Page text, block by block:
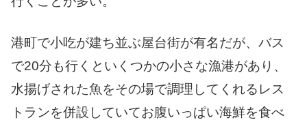
港町で小吃が建ち並ぶ屋台街が有名だが、バス
で20分も行くといくつかの小さな漁港があり、
水揚げされた魚をその場で調理してくれるレス
トランを併設していてお腹いっぱい海鮮を食べ